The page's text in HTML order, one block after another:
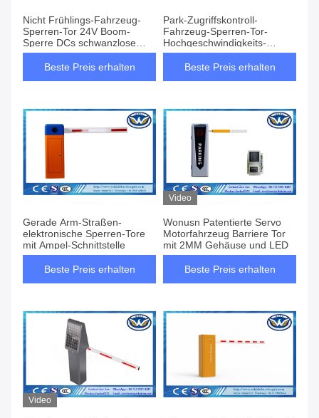
Nicht Frühlings-Fahrzeug-
Sperren-Tor 24V Boom-
Sperre DCs schwanzlose
Bewegungspark
Beste Preis erhalten
Park-Zugriffskontroll-
Fahrzeug-Sperren-Tor-
Hochgeschwindigkeits-
Druckknopf 0.6s
Beste Preis erhalten
Gerade Arm-Straßen-
elektronische Sperren-Tore
mit Ampel-Schnittstelle
Beste Preis erhalten
Video
Wonusn Patentierte Servo
Motorfahrzeug Barriere Tor
mit 2MM Gehäuse und LED
Beste Preis erhalten
Video